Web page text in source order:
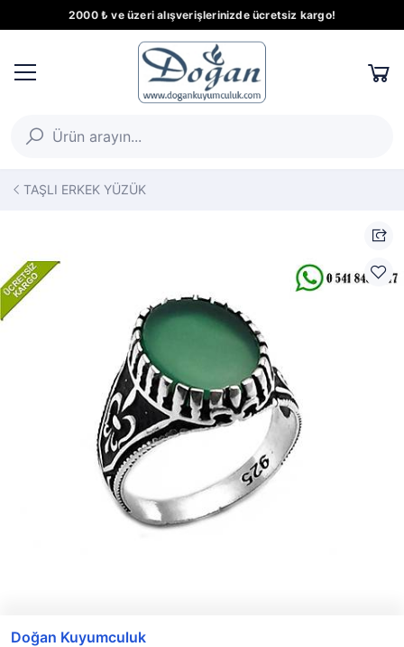
2000 ₺ ve üzeri alışverişlerinizde ücretsiz kargo!
TAŞLI ERKEK YÜZÜK
Doğan Kuyumculuk